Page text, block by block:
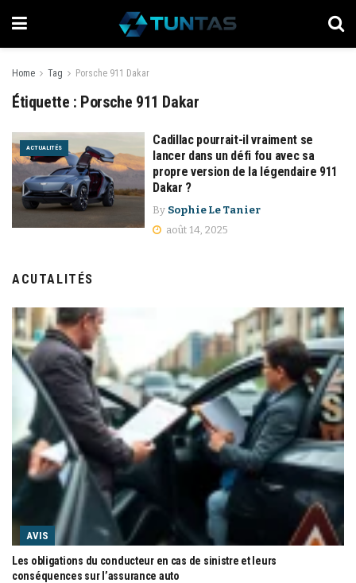
Home Tag Porsche 911 Dakar
Étiquette : Porsche 911 Dakar
ACTUALITÉS
Cadillac pourrait-il vraiment se
lancer dans un défi fou avec sa
propre version de la légendaire 911
Dakar ?
By Sophie Le Tanier
août 14, 2025
ACUTALITÉS
AVIS
Les obligations du conducteur en cas de sinistre et leurs
conséquences sur l’assurance auto